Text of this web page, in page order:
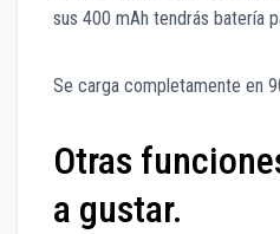
sus 400 mAh tendrás batería
Se carga completamente en
Otras
a gustar.